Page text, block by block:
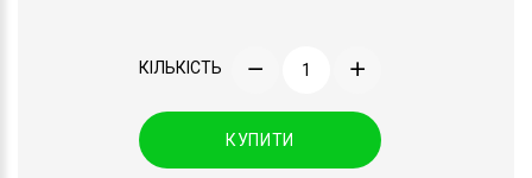
КІЛЬКІСТЬ
КУПИТИ